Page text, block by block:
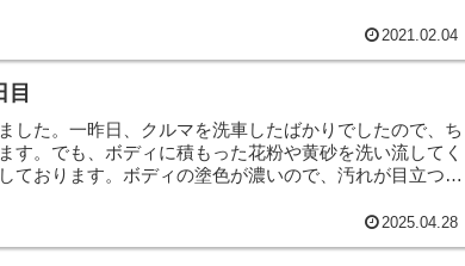
2021.02.04
した。一昨日、クルマを洗車したばかりでしたので、ち
す。でも、ボディに積もった花粉や黄砂を洗い流してく
ております。ボディの塗色が濃いので、汚れが目立つの
2025.04.28